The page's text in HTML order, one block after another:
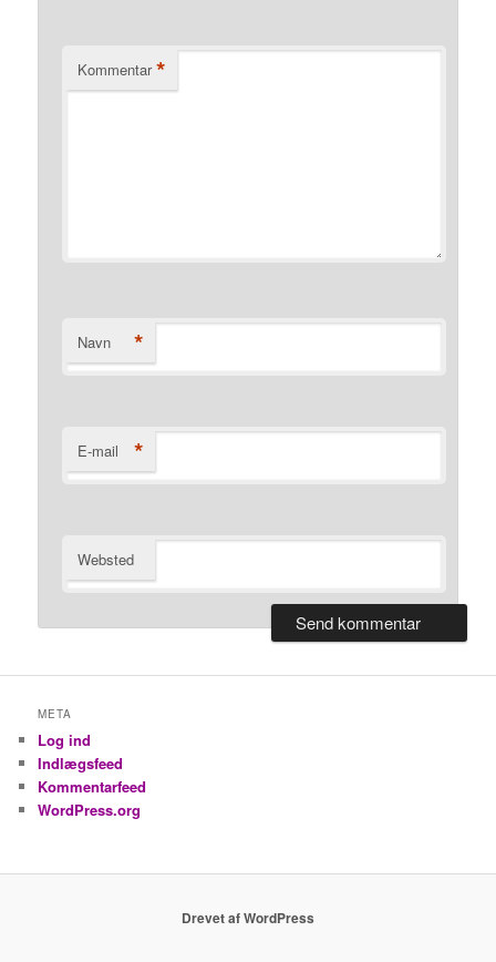
Kommentar *
Navn *
E-mail *
Websted
META
Log ind
Indlægsfeed
Kommentarfeed
WordPress.org
Drevet af WordPress